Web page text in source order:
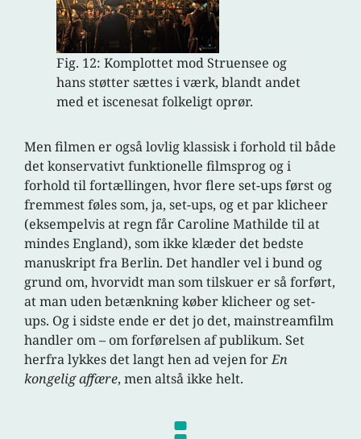
Fig. 12: Komplottet mod Struensee og
hans støtter sættes i værk, blandt andet
med et iscenesat folkeligt oprør.
Men filmen er også lovlig klassisk i forhold til både
det konservativt funktionelle filmsprog og i
forhold til fortællingen, hvor flere set-ups først og
fremmest føles som, ja, set-ups, og et par klicheer
(eksempelvis at regn får Caroline Mathilde til at
mindes England), som ikke klæder det bedste
manuskript fra Berlin. Det handler vel i bund og
grund om, hvorvidt man som tilskuer er så forført,
at man uden betænkning køber klicheer og set-
ups. Og i sidste ende er det jo det, mainstreamfilm
handler om – om forførelsen af publikum. Set
herfra lykkes det langt hen ad vejen forEn
kongelig affære, men altså ikke helt.